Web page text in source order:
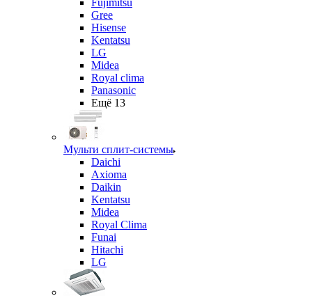
Fujimitsu
Gree
Hisense
Kentatsu
LG
Midea
Royal clima
Panasonic
Ещё 13
Мульти сплит-системы
Daichi
Axioma
Daikin
Kentatsu
Midea
Royal Clima
Funai
Hitachi
LG